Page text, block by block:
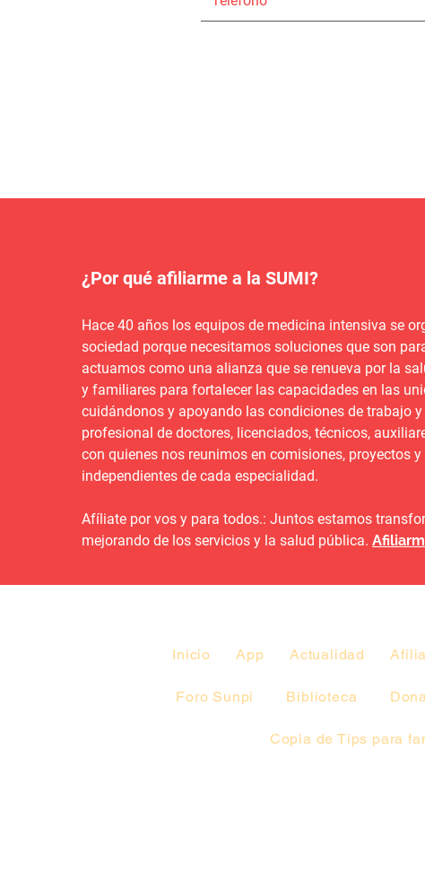
¿Por qué afiliarme a la SUMI?
Hace 40 años los equipos de medicina intensiva se
sociedad porque necesitamos soluciones que son
actuamos como una alianza que se renueva por la
y familiares para fortalecer las capacidades en las
cuidándonos y apoyando las condiciones de trabajo y
profesional de doctores, licenciados, técnicos,
con quienes nos reunimos en comisiones, proyectos
independientes de cada especialidad.
Afíliate por vos y para todos.: Juntos estamos
mejorando de los servicios y la salud pública.
Inicio App Actualidad
Foro Sunpi Biblioteca
Copia de Tips para